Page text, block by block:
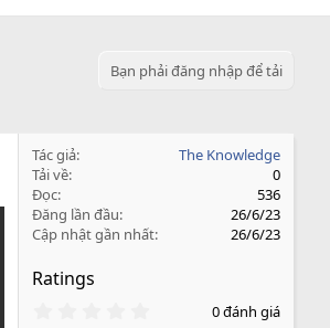
Bạn phải đăng nhập để tải
Tác giả
The Knowledge
Tải về
0
Đọc
536
Đăng lần đầu
26/6/23
Cập nhật gần nhất
26/6/23
Ratings
0 đánh giá